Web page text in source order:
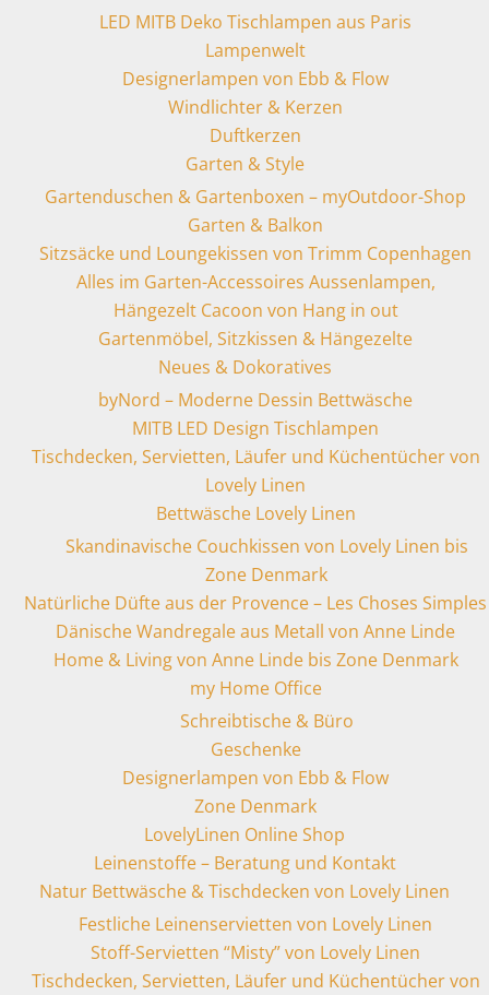
LED MITB Deko Tischlampen aus Paris
Lampenwelt
Designerlampen von Ebb & Flow
Windlichter & Kerzen
Duftkerzen
Garten & Style
Gartenduschen & Gartenboxen – myOutdoor-Shop
Garten & Balkon
Sitzsäcke und Loungekissen von Trimm Copenhagen
Alles im Garten-Accessoires Aussenlampen,
Hängezelt Cacoon von Hang in out
Gartenmöbel, Sitzkissen & Hängezelte
Neues & Dokoratives
byNord – Moderne Dessin Bettwäsche
MITB LED Design Tischlampen
Tischdecken, Servietten, Läufer und Küchentücher von
Lovely Linen
Bettwäsche Lovely Linen
Skandinavische Couchkissen von Lovely Linen bis
Zone Denmark
Natürliche Düfte aus der Provence – Les Choses Simples
Dänische Wandregale aus Metall von Anne Linde
Home & Living von Anne Linde bis Zone Denmark
my Home Office
Schreibtische & Büro
Geschenke
Designerlampen von Ebb & Flow
Zone Denmark
LovelyLinen Online Shop
Leinenstoffe – Beratung und Kontakt
Natur Bettwäsche & Tischdecken von Lovely Linen
Festliche Leinenservietten von Lovely Linen
Stoff-Servietten “Misty” von Lovely Linen
Tischdecken, Servietten, Läufer und Küchentücher von